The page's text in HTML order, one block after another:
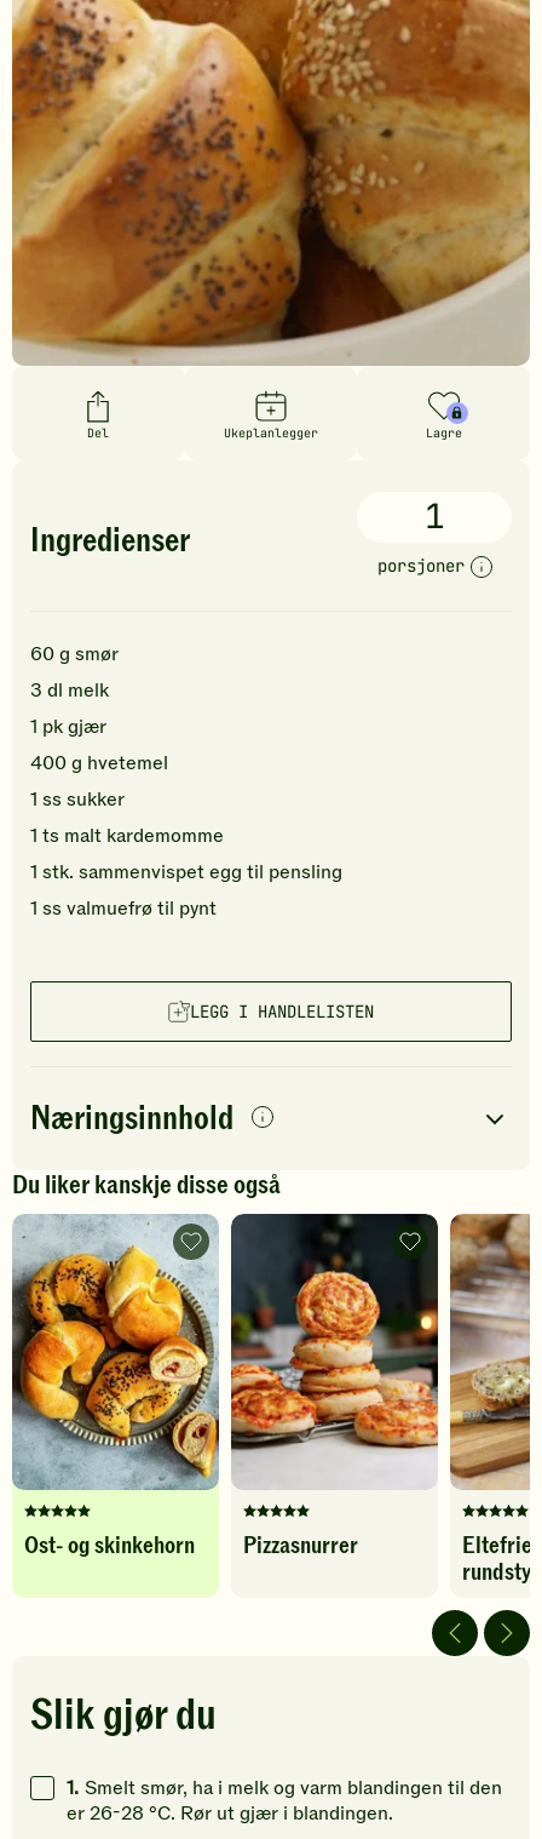
Del Ukeplanlegger Lagre
Ingredienser
1
porsjoner
60g smør
3 dl melk
1 pkgjær
400g hvetemel
1 ss sukker
1 ts malt kardemomme
1 stk. sammenvispetegg til pensling
1 ss valmuefrøtil pynt
LEGG I HANDLELISTEN
Næringsinnhold
per porsjon
Navn på
næringsstoffet antall
Energi 2132kcal
Fett
72g
Protein
78g
Karbohydrater
264g
Du liker kanskje disse også
Denne
oppskriften
fått
stjerner.
Klikk
å
gi
Ost- og skinkehorn
Ost-
og
skinkehorn
-
legg
til
favoritter
Denne
oppskriften
gi
din
Pizzasnurrer
Pizzasnurrer
favoritter
Denne
har
5
av
å
gi
Eltefrie
Slik gjør du
1. Smelt smør, ha i melk og varm blandingen til den
er 26-28 °C. Rør ut gjær i blandingen.